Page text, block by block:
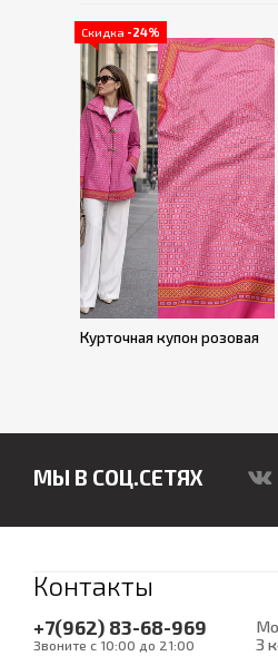
Скидка -24%
Курточная купон розовая
МЫ В СОЦ.СЕТЯХ
Контакты
+7(962) 83-68-969
Звоните с 10:00 до 21:00
3